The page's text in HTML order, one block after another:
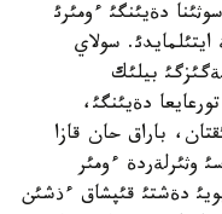
سوثئنا دةيئنگئ ءومئرئ
سولاي
بيلئك
دةيئنگئ،
باراق حان قازا
وثئرلةردة ءومئر
دةشتئ قئپشاق ءذشئن